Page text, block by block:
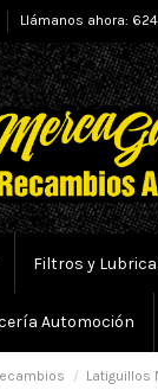
Llámanos ahora:
Filtros y
Automoción
Latiguillos